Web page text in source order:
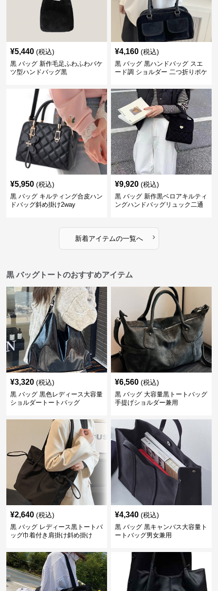
¥5,440 (税込)
黒 バッグ 新作毛足ふわふわバケ
ツ型ハンドバッグ黒
¥4,160 (税込)
黒 バッグ 黒ハンドバッグ スエ
ード調 ショルダー 二つ折りポケ
¥5,950 (税込)
黒 バッグ キルティング合皮ハン
ドバッグ斜め掛け2way
¥9,920 (税込)
黒 バッグ 新作黒ベロアキルティ
ングハンドバッグリュック二通
新着アイテムの一覧へ ›
黒 バッグトートのおすすめアイテム
¥3,320 (税込)
黒 バッグ 黒色レディース大容量
ショルダートートバッグ
¥6,560 (税込)
黒 バッグ 大容量黒トートバッグ
手提げショルダー兼用
¥2,640 (税込)
黒 バッグ レディース黒トートバ
ッグ巾着付き肩掛け斜め掛け
¥4,340 (税込)
黒 バッグ 黒キャンバス大容量ト
ートバッグ男女兼用